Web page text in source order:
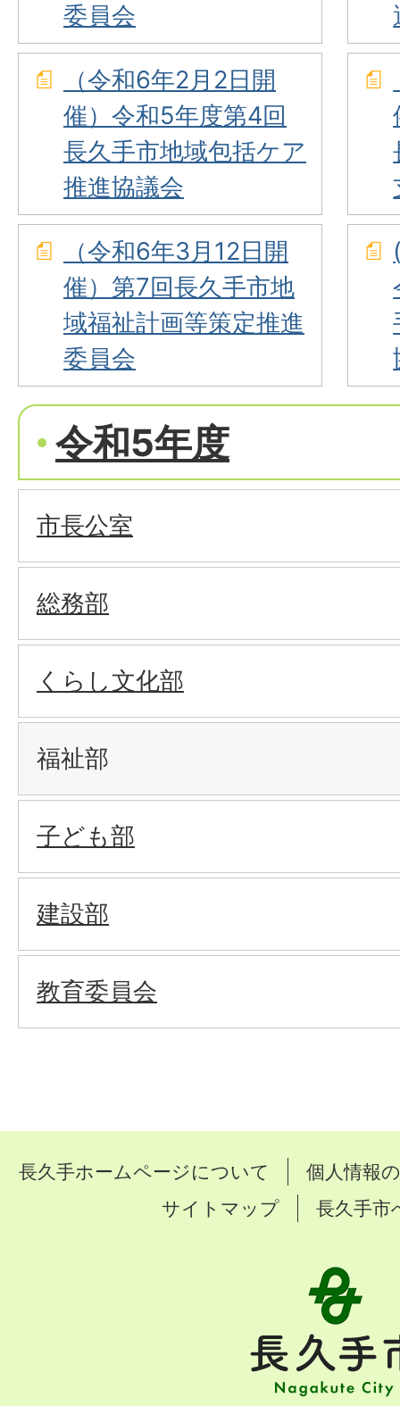
委員会
（令和6年2月2日開
催）令和5年度第4回
長久手市地域包括ケア
推進協議会
（令和6年3月12日開
催）第7回長久手市地
域福祉計画等策定推進
委員会
令和5年度
市長公室
総務部
くらし文化部
福祉部
子ども部
建設部
教育委員会
長久手ホームページについて
個人情報
サイトマップ
長久手市
手
市